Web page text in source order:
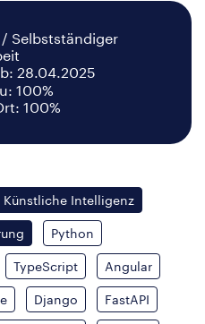
Selbstständiger
28.04.2025
100%
100%
Künstliche Intelligenz
Python
TypeScript Angular
Django FastAPI